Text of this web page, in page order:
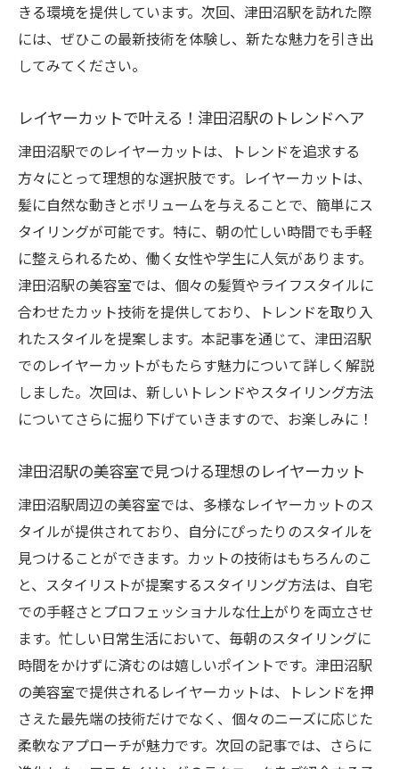
レイヤーカットで日々のスタイルをもっと
簡単に
自分らしさを引き立てる！レイヤーカットのス
レイヤーカットで個性を引き出すテクニッ
ク
自分に合ったスタイルを見つけるためのヒ
ント
レイヤーカットで自分らしさを表現する
津田沼駅のスタイリストが教えるカットの
技法
スタイルテクニックで魅力を最大化
あなたにぴったりなレイヤーカットを見つ
けよう
軽やかさと動きを両立する津田沼駅のレイヤー
軽やかで動きのあるヘアスタイルの魅力
津田沼駅で体験できる動きのあるレイヤー
カット
レイヤーカットが叶える軽やかさの秘密
津田沼駅で発見する動きのあるスタイル
軽さと自由を手に入れるレイヤーカット
津田沼駅の美容室で動きを楽しむ髪型
簡単に美しく！津田沼駅のレイヤーカットで叶
える理想のヘアスタイル
理想に近づくレイヤーカットの選び方
きる環境を提供しています。次回、津田沼駅を訪れた際
には、ぜひこの最新技術を体験し、新たな魅力を引き出
してみてください。
レイヤーカットで叶える！津田沼駅のトレンドヘア
津田沼駅でのレイヤーカットは、トレンドを追求する
方々にとって理想的な選択肢です。レイヤーカットは、
髪に自然な動きとボリュームを与えることで、簡単にス
タイリングが可能です。特に、朝の忙しい時間でも手軽
に整えられるため、働く女性や学生に人気があります。
津田沼駅の美容室では、個々の髪質やライフスタイルに
合わせたカット技術を提供しており、トレンドを取り入
れたスタイルを提案します。本記事を通じて、津田沼駅
でのレイヤーカットがもたらす魅力について詳しく解説
しました。次回は、新しいトレンドやスタイリング方法
についてさらに掘り下げていきますので、お楽しみに！
津田沼駅の美容室で見つける理想のレイヤーカット
津田沼駅周辺の美容室では、多様なレイヤーカットのス
タイルが提供されており、自分にぴったりのスタイルを
見つけることができます。カットの技術はもちろんのこ
と、スタイリストが提案するスタイリング方法は、自宅
での手軽さとプロフェッショナルな仕上がりを両立させ
ます。忙しい日常生活において、毎朝のスタイリングに
時間をかけずに済むのは嬉しいポイントです。津田沼駅
の美容室で提供されるレイヤーカットは、トレンドを押
さえた最先端の技術だけでなく、個々のニーズに応じた
柔軟なアプローチが魅力です。次回の記事では、さらに